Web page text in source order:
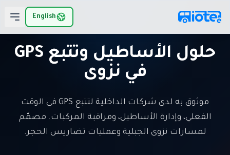
English
حلول الأساطيل وتتبع GPS
في نزوى
موثوق به لدى شركات الداخلية لتتبع GPS في الوقت
الفعلي، وإدارة الأساطيل، ومراقبة المركبات. مصمّم
لمسارات نزوى الجبلية وعمليات تضاريس الحجر.